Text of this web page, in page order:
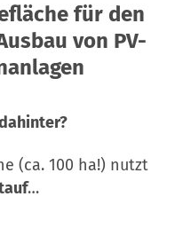
für den
von PV-
(ca. 100 ha!) nutzt
…